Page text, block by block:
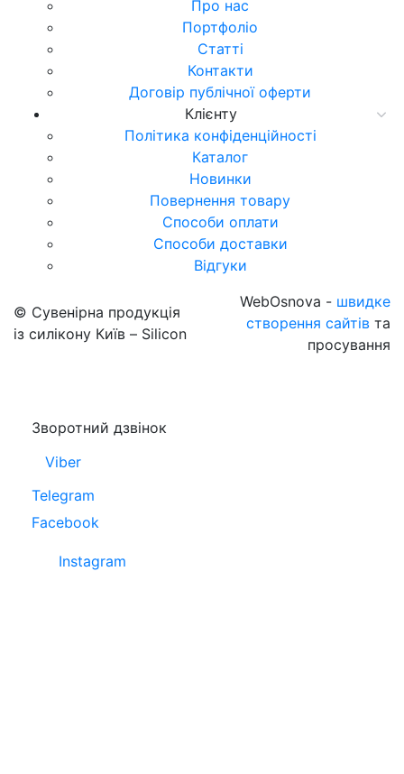
Про нас
Портфоліо
Статті
Контакти
Договір публічної оферти
Клієнту
Політика конфіденційності
Каталог
Новинки
Повернення товару
Способи оплати
Способи доставки
Відгуки
© Сувенірна продукція
із силікону Київ – Silicon
WebOsnova - швидке
створення сайтів та
просування
Зворотний дзвінок
Viber
Telegram
Facebook
Instagram